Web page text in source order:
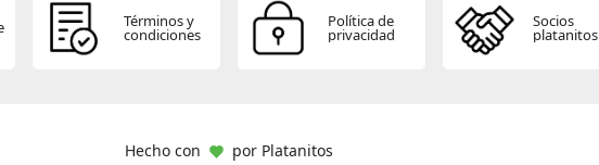
Términos y
condiciones
Política de
privacidad
Socios
platanitos
Hecho con por Platanitos